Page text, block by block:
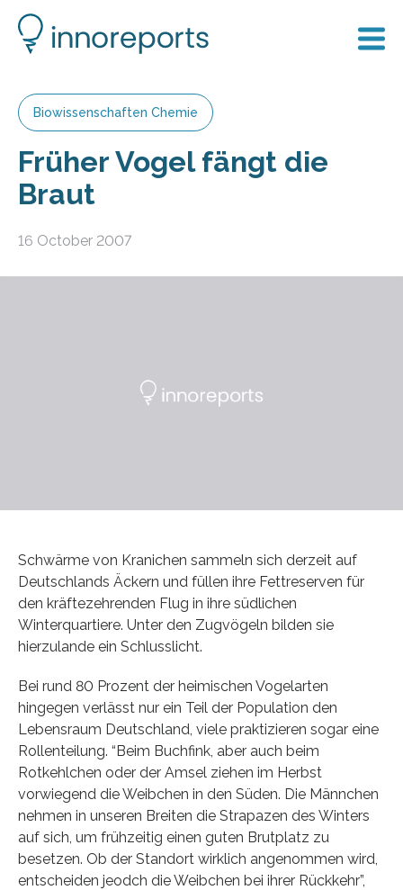
Biowissenschaften Chemie
Früher Vogel fängt die
Braut
16 October 2007
Schwärme von Kranichen sammeln sich derzeit auf
Deutschlands Äckern und füllen ihre Fettreserven für
den kräftezehrenden Flug in ihre südlichen
Winterquartiere. Unter den Zugvögeln bilden sie
hierzulande ein Schlusslicht.
Bei rund 80 Prozent der heimischen Vogelarten
hingegen verlässt nur ein Teil der Population den
Lebensraum Deutschland, viele praktizieren sogar eine
Rollenteilung. “Beim Buchfink, aber auch beim
Rotkehlchen oder der Amsel ziehen im Herbst
vorwiegend die Weibchen in den Süden. Die Männchen
nehmen in unseren Breiten die Strapazen des Winters
auf sich, um frühzeitig einen guten Brutplatz zu
besetzen. Ob der Standort wirklich angenommen wird,
entscheiden jeodch die Weibchen bei ihrer Rückkehr”,